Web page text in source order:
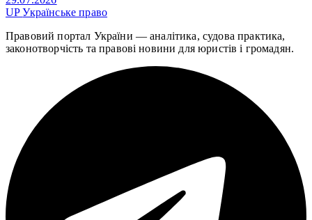
UPУкраїнське право
Правовий портал України — аналітика, судова практика,
законотворчість та правові новини для юристів і громадян.